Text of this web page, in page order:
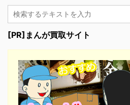
[PR]まんが買取サイト